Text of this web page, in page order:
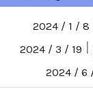
8 / 1 / 2024
19 / 3 / 2024